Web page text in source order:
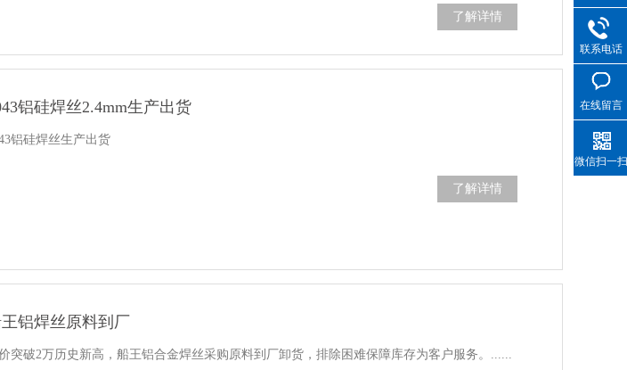
了解详情
铝硅焊丝2.4mm生产出货
铝硅焊丝生产出货
了解详情
铝焊丝原料到厂
突破2万历史新高，船王铝合金焊丝采购原料到厂卸货，排除困难保障库存为客户服务。......
联系电话
在线留言
微信扫一扫